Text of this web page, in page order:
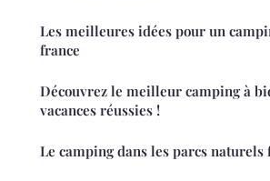
Les meilleures idées pour un
france
Découvrez le meilleur camping à
vacances réussies !
Le camping dans les parcs naturels